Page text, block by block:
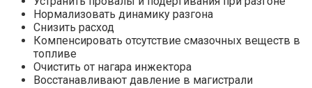
Нормализовать динамику разгона
Снизить расход
Компенсировать отсутствие смазочных веществ в
топливе
Очистить от нагара инжектора
Восстанавливают давление в магистрали